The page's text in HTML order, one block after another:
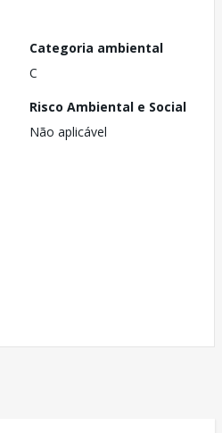
Categoria ambiental
C
Risco Ambiental e Social
Não aplicável